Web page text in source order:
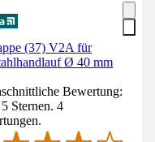
(37) V2A für
Ø 40 mm
Bewertung:
Sternen. 4